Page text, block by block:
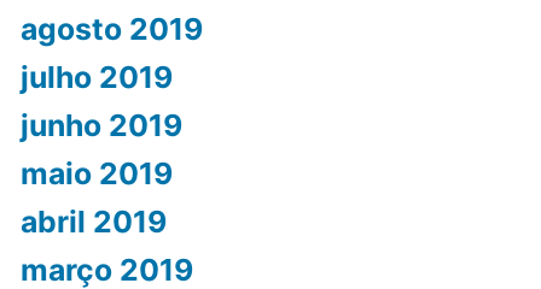
agosto 2019
julho 2019
junho 2019
maio 2019
abril 2019
março 2019